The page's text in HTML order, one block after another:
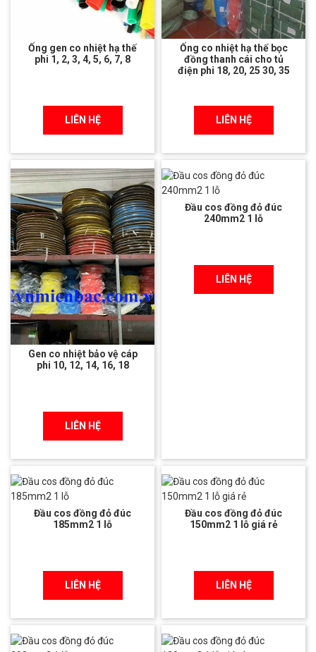
Ống gen co nhiệt hạ thế
phi 1, 2, 3, 4, 5, 6, 7, 8
LIÊN HỆ
Ống co nhiệt hạ thế bọc
đồng thanh cái cho tủ
điện phi 18, 20, 25 30, 35
LIÊN HỆ
Gen co nhiệt bảo vệ cáp
phi 10, 12, 14, 16, 18
LIÊN HỆ
Đầu cos đồng đỏ đúc
240mm2 1 lỗ
LIÊN HỆ
Đầu cos đồng đỏ đúc
185mm2 1 lỗ
LIÊN HỆ
Đầu cos đồng đỏ đúc
150mm2 1 lỗ giá rẻ
LIÊN HỆ